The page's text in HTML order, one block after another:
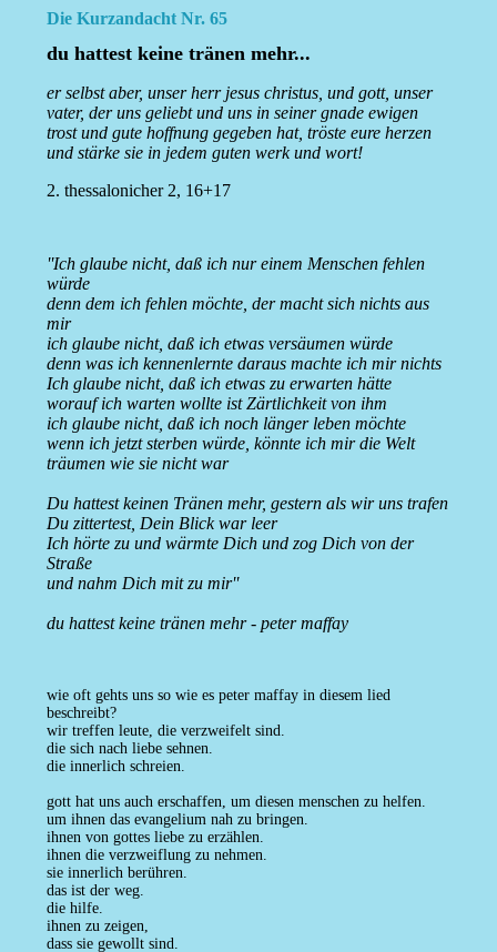
Die Kurzandacht Nr. 65
du hattest keine tränen mehr...
er selbst aber, unser herr jesus christus, und gott, unser
vater, der uns geliebt und uns in seiner gnade ewigen
trost und gute hoffnung gegeben hat, tröste eure herzen
und stärke sie in jedem guten werk und wort!
2. thessalonicher 2, 16+17
''Ich glaube nicht, daß ich nur einem Menschen fehlen
würde
denn dem ich fehlen möchte, der macht sich nichts aus
mir
ich glaube nicht, daß ich etwas versäumen würde
denn was ich kennenlernte daraus machte ich mir nichts
Ich glaube nicht, daß ich etwas zu erwarten hätte
worauf ich warten wollte ist Zärtlichkeit von ihm
ich glaube nicht, daß ich noch länger leben möchte
wenn ich jetzt sterben würde, könnte ich mir die Welt
träumen wie sie nicht war
Du hattest keinen Tränen mehr, gestern als wir uns trafen
Du zittertest, Dein Blick war leer
Ich hörte zu und wärmte Dich und zog Dich von der
Straße
und nahm Dich mit zu mir''
du hattest keine tränen mehr - peter maffay
wie oft gehts uns so wie es peter maffay in diesem lied
beschreibt?
wir treffen leute, die verzweifelt sind.
die sich nach liebe sehnen.
die innerlich schreien.
gott hat uns auch erschaffen, um diesen menschen zu helfen.
um ihnen das evangelium nah zu bringen.
ihnen von gottes liebe zu erzählen.
ihnen die verzweiflung zu nehmen.
sie innerlich berühren.
das ist der weg.
die hilfe.
ihnen zu zeigen,
dass sie gewollt sind.